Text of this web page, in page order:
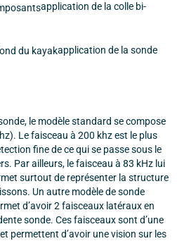
application de la colle bi-
application de la sonde
le modèle standard se compose
Le faisceau à 200 khz est le plus
fine de ce qui se passe sous le
Par ailleurs, le faisceau à 83 kHz lui
surtout de représenter la structure
Un autre modèle de sonde
d’avoir 2 faisceaux latéraux en
sonde. Ces faisceaux sont d’une
permettent d’avoir une vision sur les